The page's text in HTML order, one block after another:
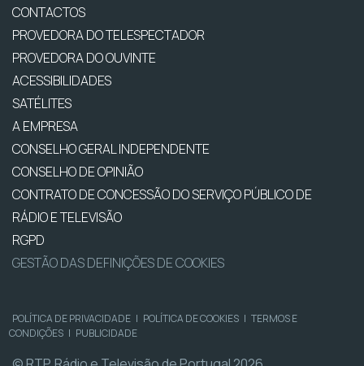
CONTACTOS
PROVEDORA DO TELESPECTADOR
PROVEDORA DO OUVINTE
ACESSIBILIDADES
SATÉLITES
A EMPRESA
CONSELHO GERAL INDEPENDENTE
CONSELHO DE OPINIÃO
CONTRATO DE CONCESSÃO DO SERVIÇO PÚBLICO DE
RÁDIO E TELEVISÃO
RGPD
GESTÃO DAS DEFINIÇÕES DE COOKIES
POLÍTICA DE PRIVACIDADE | POLÍTICA DE COOKIES | TERMOS E
CONDIÇÕES | PUBLICIDADE